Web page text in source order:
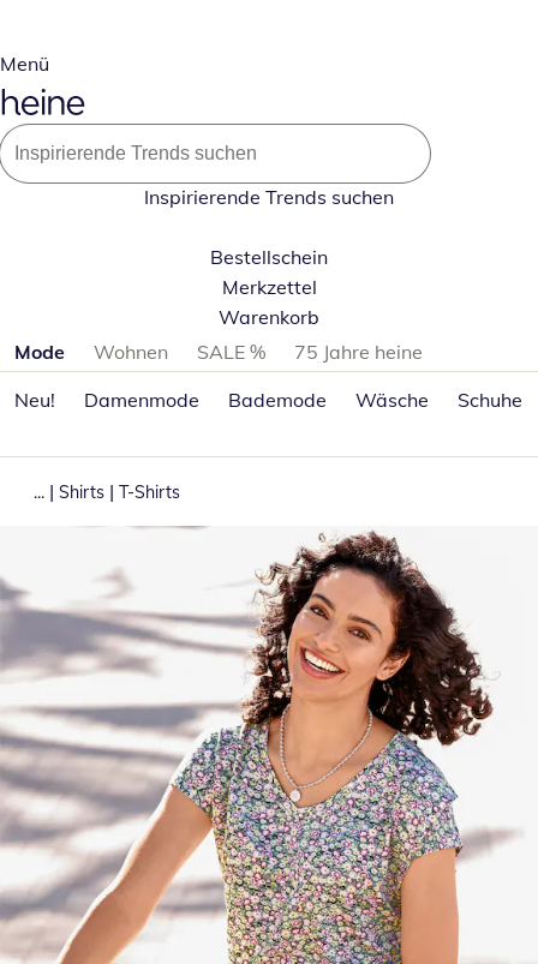
Menü
Inspirierende Trends suchen
Bestellschein
Merkzettel
Warenkorb
Produktkategorien überspringen
Mode Wohnen SALE %
75 Jahre heine
Neu!
Damenmode Bademode Wäsche Schuhe
... | Shirts | T-Shirts